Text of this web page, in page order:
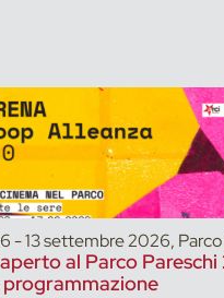
- 13 settembre 2026,
al Parco